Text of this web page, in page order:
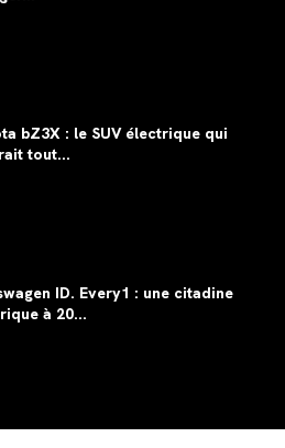
bZ3X : le SUV électrique qui
tout...
ID. Every1 : une citadine
à 20...